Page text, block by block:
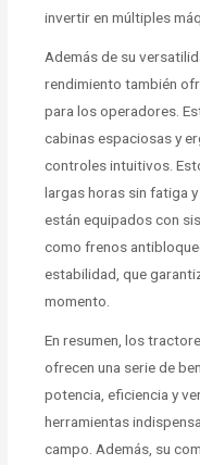
invertir en múltiples
Además de su
rendimiento también
para los operadores.
cabinas espaciosas y
controles intuitivos.
largas horas sin fatiga
están equipados con
como frenos
estabilidad, que
momento.
En resumen, los
ofrecen una serie de
potencia, eficiencia y
herramientas
campo. Además, su